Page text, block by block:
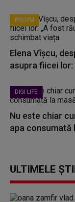
PROFM
Elena Vîșcu,
asupra fiicei lor:
DIGI LIFE
Nu este chiar
apa consumată
ULTIMELE